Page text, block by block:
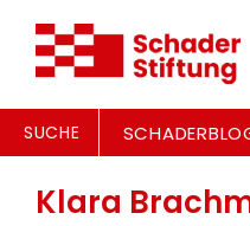
SUCHE
Klara